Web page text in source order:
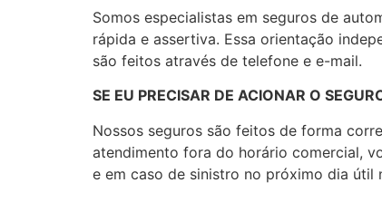
Somos especialistas em seguros de
rápida e assertiva. Essa orientação
são feitos através de telefone e e-mail.
SE EU PRECISAR DE ACIONAR O
Nossos seguros são feitos de forma
atendimento fora do horário comercial,
e em caso de sinistro no próximo dia útil